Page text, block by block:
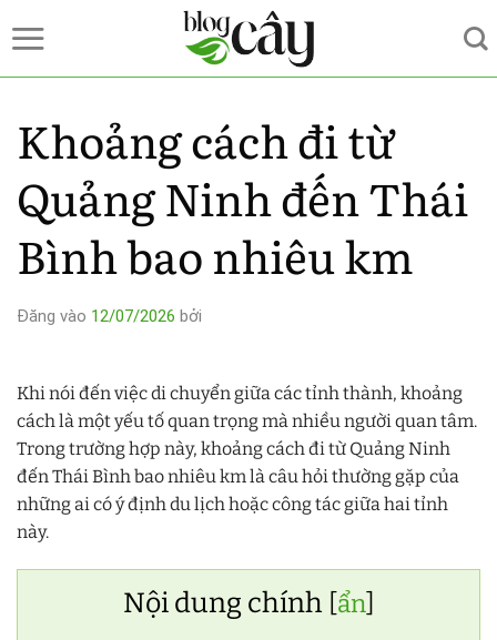
qua
Khoảng cách đi từ
Quảng Ninh đến Thái
Bình bao nhiêu km
Đăng vào 12/07/2026 bởi
Khi nói đến việc di chuyển giữa các tỉnh thành, khoảng
cách là một yếu tố quan trọng mà nhiều người quan tâm.
Trong trường hợp này, khoảng cách đi từ Quảng Ninh
đến Thái Bình bao nhiêu km là câu hỏi thường gặp của
những ai có ý định du lịch hoặc công tác giữa hai tỉnh
này.
Nội dung chính [ẩn]